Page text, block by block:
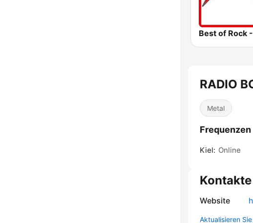
RADIO
Metal
Frequenzen
Kiel: Online
Kontakte
Website
Aktualisieren